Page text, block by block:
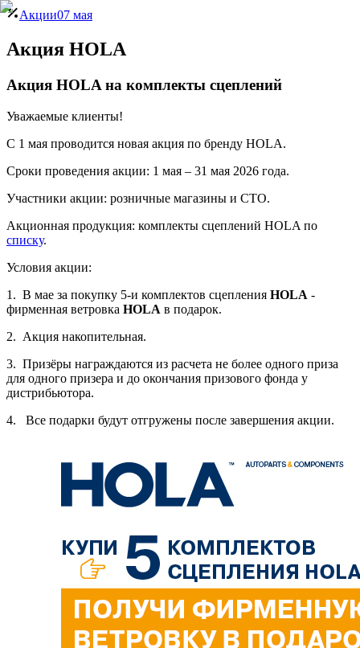
Акции07 мая
Акция HOLA
Акция HOLA на комплекты сцеплений
Уважаемые клиенты!
C 1 мая проводится новая акция по бренду HOLA.
Сроки проведения акции: 1 мая – 31 мая 2026 года.
Участники акции: розничные магазины и СТО.
Акционная продукция: комплекты сцеплений HOLA по
списку.
Условия акции:
1. В мае за покупку 5-и комплектов сцепления HOLA -
фирменная ветровка HOLA в подарок.
2. Акция накопительная.
3. Призёры награждаются из расчета не более одного приза
для одного призера и до окончания призового фонда у
дистрибьютора.
4. Все подарки будут отгружены после завершения акции.